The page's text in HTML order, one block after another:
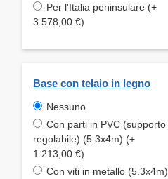
Per l'Italia peninsulare (+
3.578,00 €)
Base con telaio in legno
Nessuno
Con parti in PVC (supporto
regolabile) (5.3x4m) (+
1.213,00 €)
Con viti in metallo (5.3x4m)